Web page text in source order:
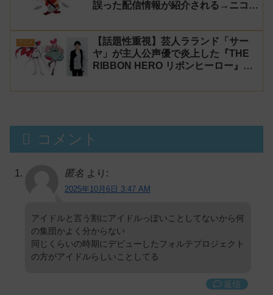
誤った配信情報が紹介される→ニコニ
【生成AI?】
アニメ
【話題性重視】芸人ラランド「サー
ヤ」が主人公声優で炎上した『THE
RIBBON HERO リボンヒーロー』に
ンルン」「でびでび・でびる」が出
コメント
匿名 より:
2025年10月6日 3:47 AM
アイドルと言う割にアイドルっぽいことしてないから何
の集団かよく分からない
同じくらいの時期にデビューしたフォルテプロジェクト
の方がアイドルらしいことしてる
返信